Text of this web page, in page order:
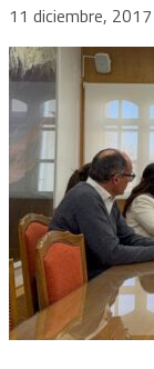
11 diciembre, 2017